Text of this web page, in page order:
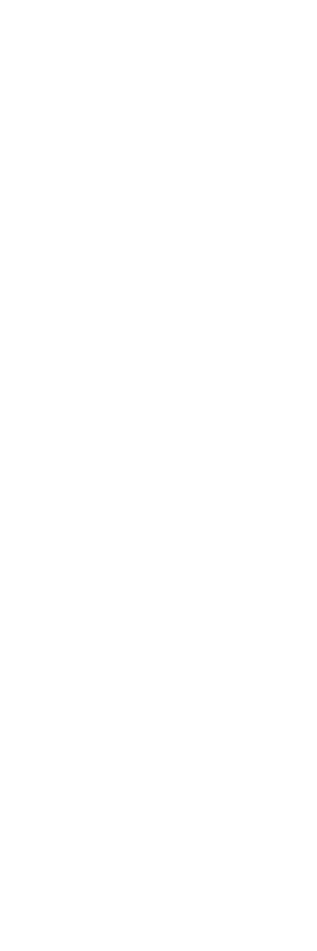
2" --storagectl "SATA" --port 2 --device 0
1" --storagectl "SATA" --port 3 --device 0
2" --storagectl "SATA" --port 3 --device 0
1" --storagectl "SATA" --port 4 --device 0
2" --storagectl "SATA" --port 4 --device 0
1" --storagectl "SATA" --port 5 --device 0
2" --storagectl "SATA" --port 5 --device 0
1" --storagectl "SATA" --port 6 --device 0